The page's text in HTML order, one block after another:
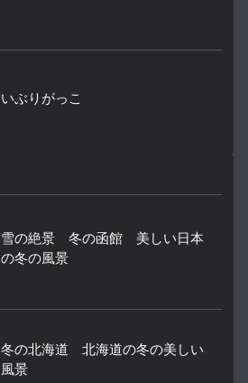
いぶりがっこ
雪の絶景 冬の函館 美しい日本
の冬の風景
冬の北海道 北海道の冬の美しい
風景